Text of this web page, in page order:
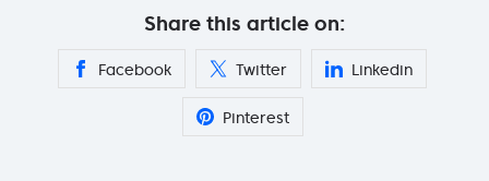
Share this article on:
Facebook Twitter Linkedin
Pinterest